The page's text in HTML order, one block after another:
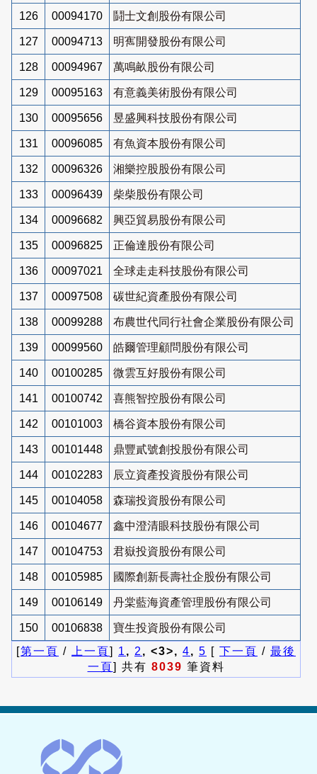
126 00094170 鬪士文創股份有限公司
127 00094713 明寯開發股份有限公司
128 00094967 萬鳴畝股份有限公司
129 00095163 有意義美術股份有限公司
130 00095656 昱盛興科技股份有限公司
131 00096085 有魚資本股份有限公司
132 00096326 湘樂控股股份有限公司
133 00096439 柴柴股份有限公司
134 00096682 興亞貿易股份有限公司
135 00096825 正倫達股份有限公司
136 00097021 全球走走科技股份有限公司
137 00097508 碳世紀資產股份有限公司
138 00099288 布農世代同行社會企業股份有限公司
139 00099560 皓爾管理顧問股份有限公司
140 00100285 微雲互好股份有限公司
141 00100742 喜熊智控股份有限公司
142 00101003 橋谷資本股份有限公司
143 00101448 鼎豐貳號創投股份有限公司
144 00102283 辰立資產投資股份有限公司
145 00104058 森瑞投資股份有限公司
146 00104677 鑫中澄清眼科技股份有限公司
147 00104753 君嶽投資股份有限公司
148 00105985 國際創新長壽社企股份有限公司
149 00106149 丹棠藍海資產管理股份有限公司
150 00106838
寶生投資股份有限公司
[第一頁 / 上一頁] 1 , 2 , <3>, 4, 5 [ 下一頁 / 最後
一頁] 共有 8039 筆資料